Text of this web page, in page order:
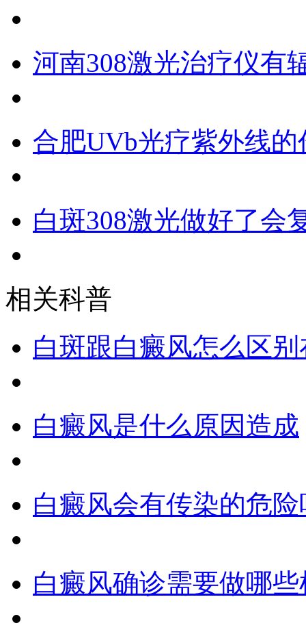
河南308激光治疗仪有
合肥UVb光疗紫外线的
白斑308激光做好了会
相关科普
白斑跟白癜风怎么区
白癜风是什么原因造成
白癜风会有传染的危险
白癜风确诊需要做哪